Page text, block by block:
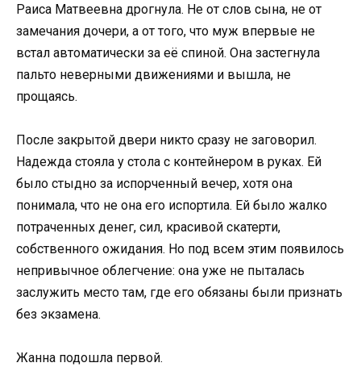
Раиса Матвеевна дрогнула. Не от слов сына, не от
замечания дочери, а от того, что муж впервые не
встал автоматически за её спиной. Она застегнула
пальто неверными движениями и вышла, не
прощаясь.
После закрытой двери никто сразу не заговорил.
Надежда стояла у стола с контейнером в руках. Ей
было стыдно за испорченный вечер, хотя она
понимала, что не она его испортила. Ей было жалко
потраченных денег, сил, красивой скатерти,
собственного ожидания. Но под всем этим появилось
непривычное облегчение: она уже не пыталась
заслужить место там, где его обязаны были признать
без экзамена.
Жанна подошла первой.